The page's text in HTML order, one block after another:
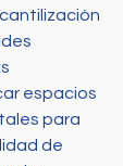
espacios
para
de